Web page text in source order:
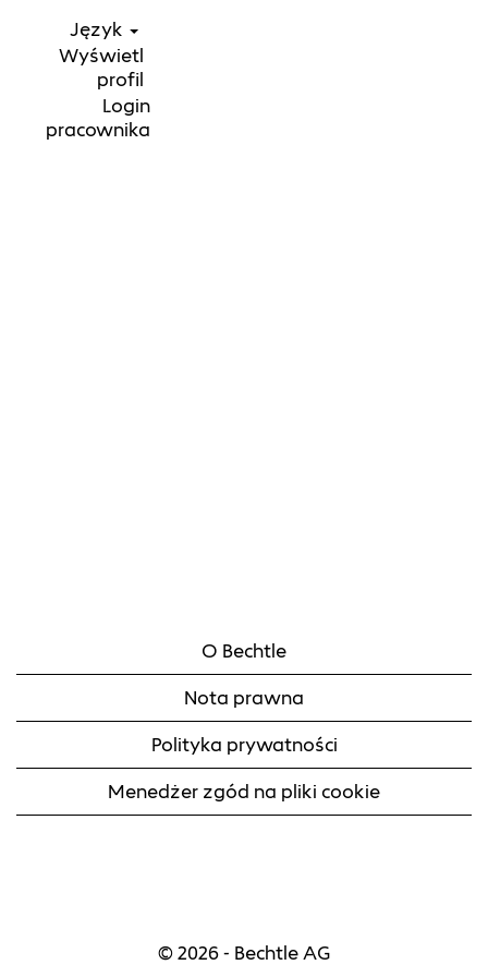
Język
Wyświetl
profil
Login
pracownika
O Bechtle
Nota prawna
Polityka prywatności
Menedżer zgód na pliki cookie
© 2026 - Bechtle AG